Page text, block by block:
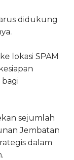
didukung
lokasi SPAM
sejumlah
Jembatan
dalam